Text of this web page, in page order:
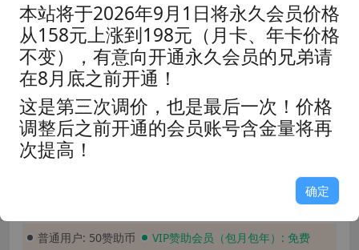
资源分类:☆角色扮演☆
浏览热度: (25.0K)
发布时间: 2026-04-13
玩家评分: 9.0
普通用户: 50赞助币 VIP赞助会员（包月包年）: 免费
本站将于2026年9月1日将永久会员价格
从158元上涨到198元（月卡、年卡价格
不变），有意向开通永久会员的兄弟请
在8月底之前开通！
这是第三次调价，也是最后一次！价格
调整后之前开通的会员账号含金量将再
次提高！
确定